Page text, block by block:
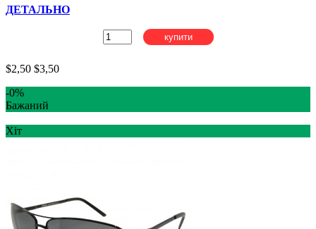
ДЕТАЛЬНО
купити
$2,50 $3,50
-0%
Бажаний
Хіт